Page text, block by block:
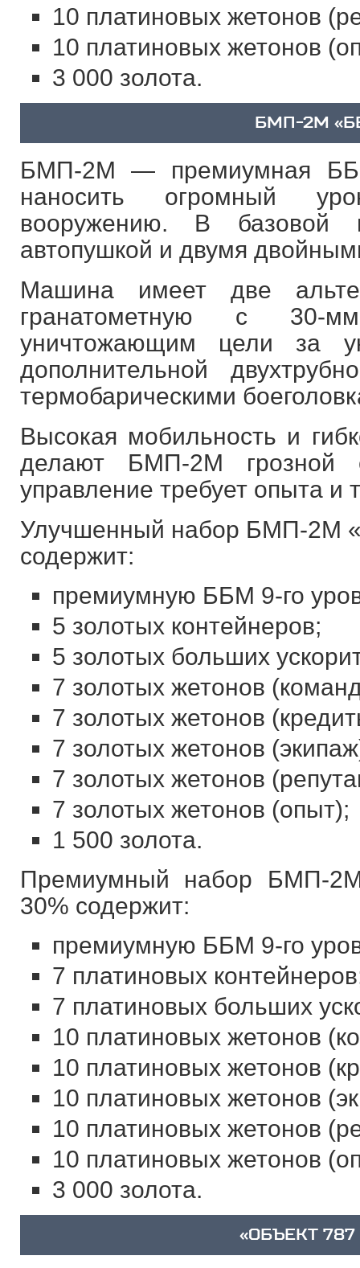
10 платиновых жетонов
10 платиновых жетонов
3 000 золота.
БМП-2М
БМП-2М — премиумная
наносить огромный
вооружению. В базовой
автопушкой и двумя
Машина имеет две
гранатометную с 30-
уничтожающим цели за
дополнительной
термобарическими
Высокая мобильность и
делают БМП-2М
управление требует опыта и
Улучшенный набор БМП-2М
содержит:
премиумную ББМ 9-го
5 золотых контейнеров;
5 золотых больших
7 золотых жетонов
7 золотых жетонов
7 золотых жетонов
7 золотых жетонов
7 золотых жетонов (опыт);
1 500 золота.
Премиумный набор БМП-
30% содержит:
премиумную ББМ 9-го
7 платиновых
7 платиновых больших
10 платиновых жетонов
10 платиновых жетонов
10 платиновых жетонов
10 платиновых жетонов
10 платиновых жетонов
3 000 золота.
«ОБЪЕКТ 787